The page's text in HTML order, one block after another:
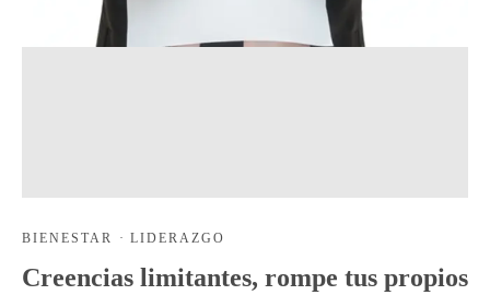
BIENESTAR · LIDERAZGO
Creencias limitantes, rompe tus propios